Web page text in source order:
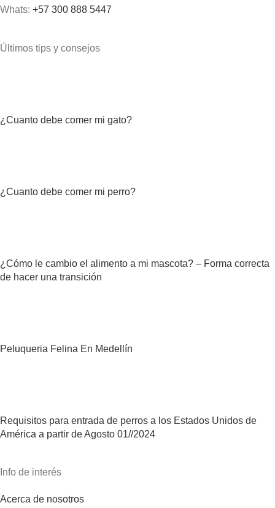
Whats: +57 300 888 5447
Últimos tips y consejos
¿Cuanto debe comer mi gato?
¿Cuanto debe comer mi perro?
¿Cómo le cambio el alimento a mi mascota? – Forma correcta
de hacer una transición
Peluqueria Felina En Medellín
Requisitos para entrada de perros a los Estados Unidos de
América a partir de Agosto 01//2024
Info de interés
Acerca de nosotros